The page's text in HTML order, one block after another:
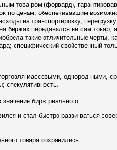
това ром (форвард),
по ценам, обеспечивавшим
на транспортировку,
биржах передавался не сам товар,
такие отличительные черты,
специфический свойственный
массовыми, однород ными,
спекулятивность.
бирж реального
и стал быстро разви ваться
товара сохранились